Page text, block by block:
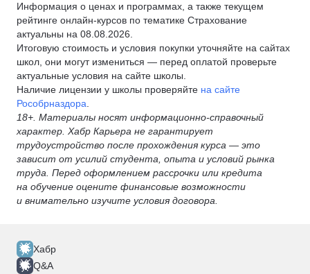
Информация о ценах и программах, а также текущем
рейтинге онлайн-курсов по тематике Страхование
актуальны на 08.08.2026.
Итоговую стоимость и условия покупки уточняйте на сайтах
школ, они могут измениться — перед оплатой проверьте
актуальные условия на сайте школы.
Наличие лицензии у школы проверяйте на сайте
Рособрназдора
18+. Материалы носят информационно-справочный
характер. Хабр Карьера не гарантирует
трудоустройство после прохождения курса — это
зависит от усилий студента, опыта и условий рынка
труда. Перед оформлением рассрочки или кредита
на обучение оцените финансовые возможности
и внимательно изучите условия договора.
Хабр
Q&A